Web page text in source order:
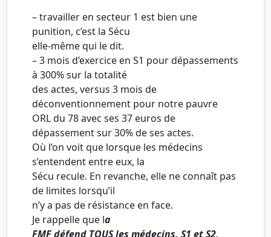
– travailler en secteur 1 est bien une
punition, c’est la Sécu
elle-même qui le dit.
– 3 mois d’exercice en S1 pour dépassements
à 300% sur la totalité
des actes, versus 3 mois de
déconventionnement pour notre pauvre
ORL du 78 avec ses 37 euros de
dépassement sur 30% de ses actes.
Où l’on voit que lorsque les médecins
s’entendent entre eux, la
Sécu recule. En revanche, elle ne connaît pas
de limites lorsqu’il
n’y a pas de résistance en face.
Je rappelle que la
FMF défend TOUS les médecins, S1 et S2,